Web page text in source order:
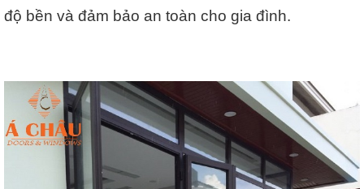
độ bền và đảm bảo an toàn cho gia đình.